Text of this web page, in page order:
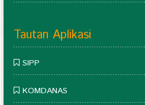
Tautan Aplikasi
SIPP
KOMDANAS